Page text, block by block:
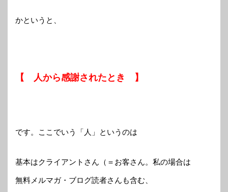
かというと、
【 人から感謝されたとき 】
です。ここでいう「人」というのは
基本はクライアントさん（＝お客さん。私の場合は
無料メルマガ・ブログ読者さんも含む、